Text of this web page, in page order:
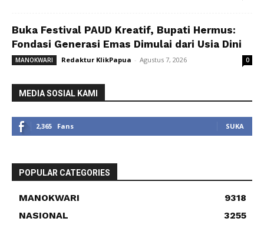
Buka Festival PAUD Kreatif, Bupati Hermus:
Fondasi Generasi Emas Dimulai dari Usia Dini
MANOKWARI Redaktur KlikPapua - Agustus 7, 2026 0
MEDIA SOSIAL KAMI
2,365 Fans SUKA
POPULAR CATEGORIES
MANOKWARI
9318
NASIONAL
3255